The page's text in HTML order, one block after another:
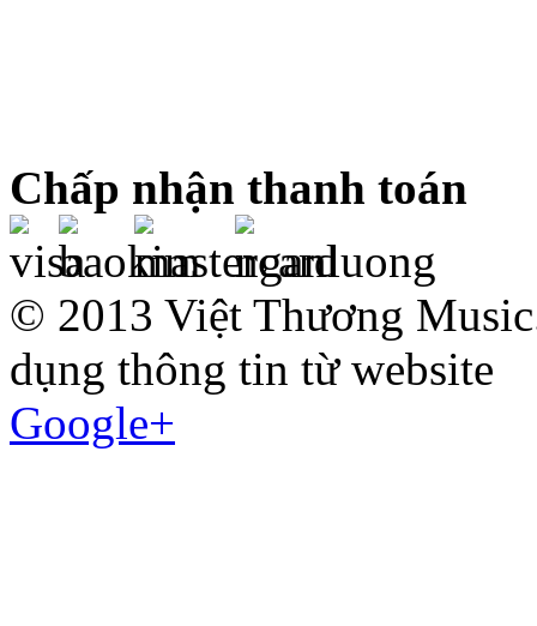
Chấp nhận thanh toán
© 2013 Việt Thương
dụng thông tin từ website
Google+